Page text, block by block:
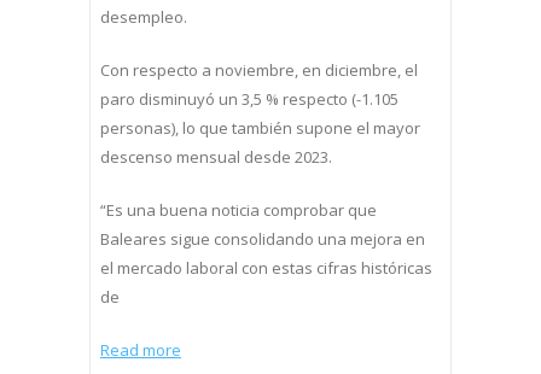
desempleo.
Con respecto a noviembre, en diciembre, el
paro disminuyó un 3,5 % respecto (-1.105
personas), lo que también supone el mayor
descenso mensual desde 2023.
“Es una buena noticia comprobar que
Baleares sigue consolidando una mejora en
el mercado laboral con estas cifras históricas
de
Read more